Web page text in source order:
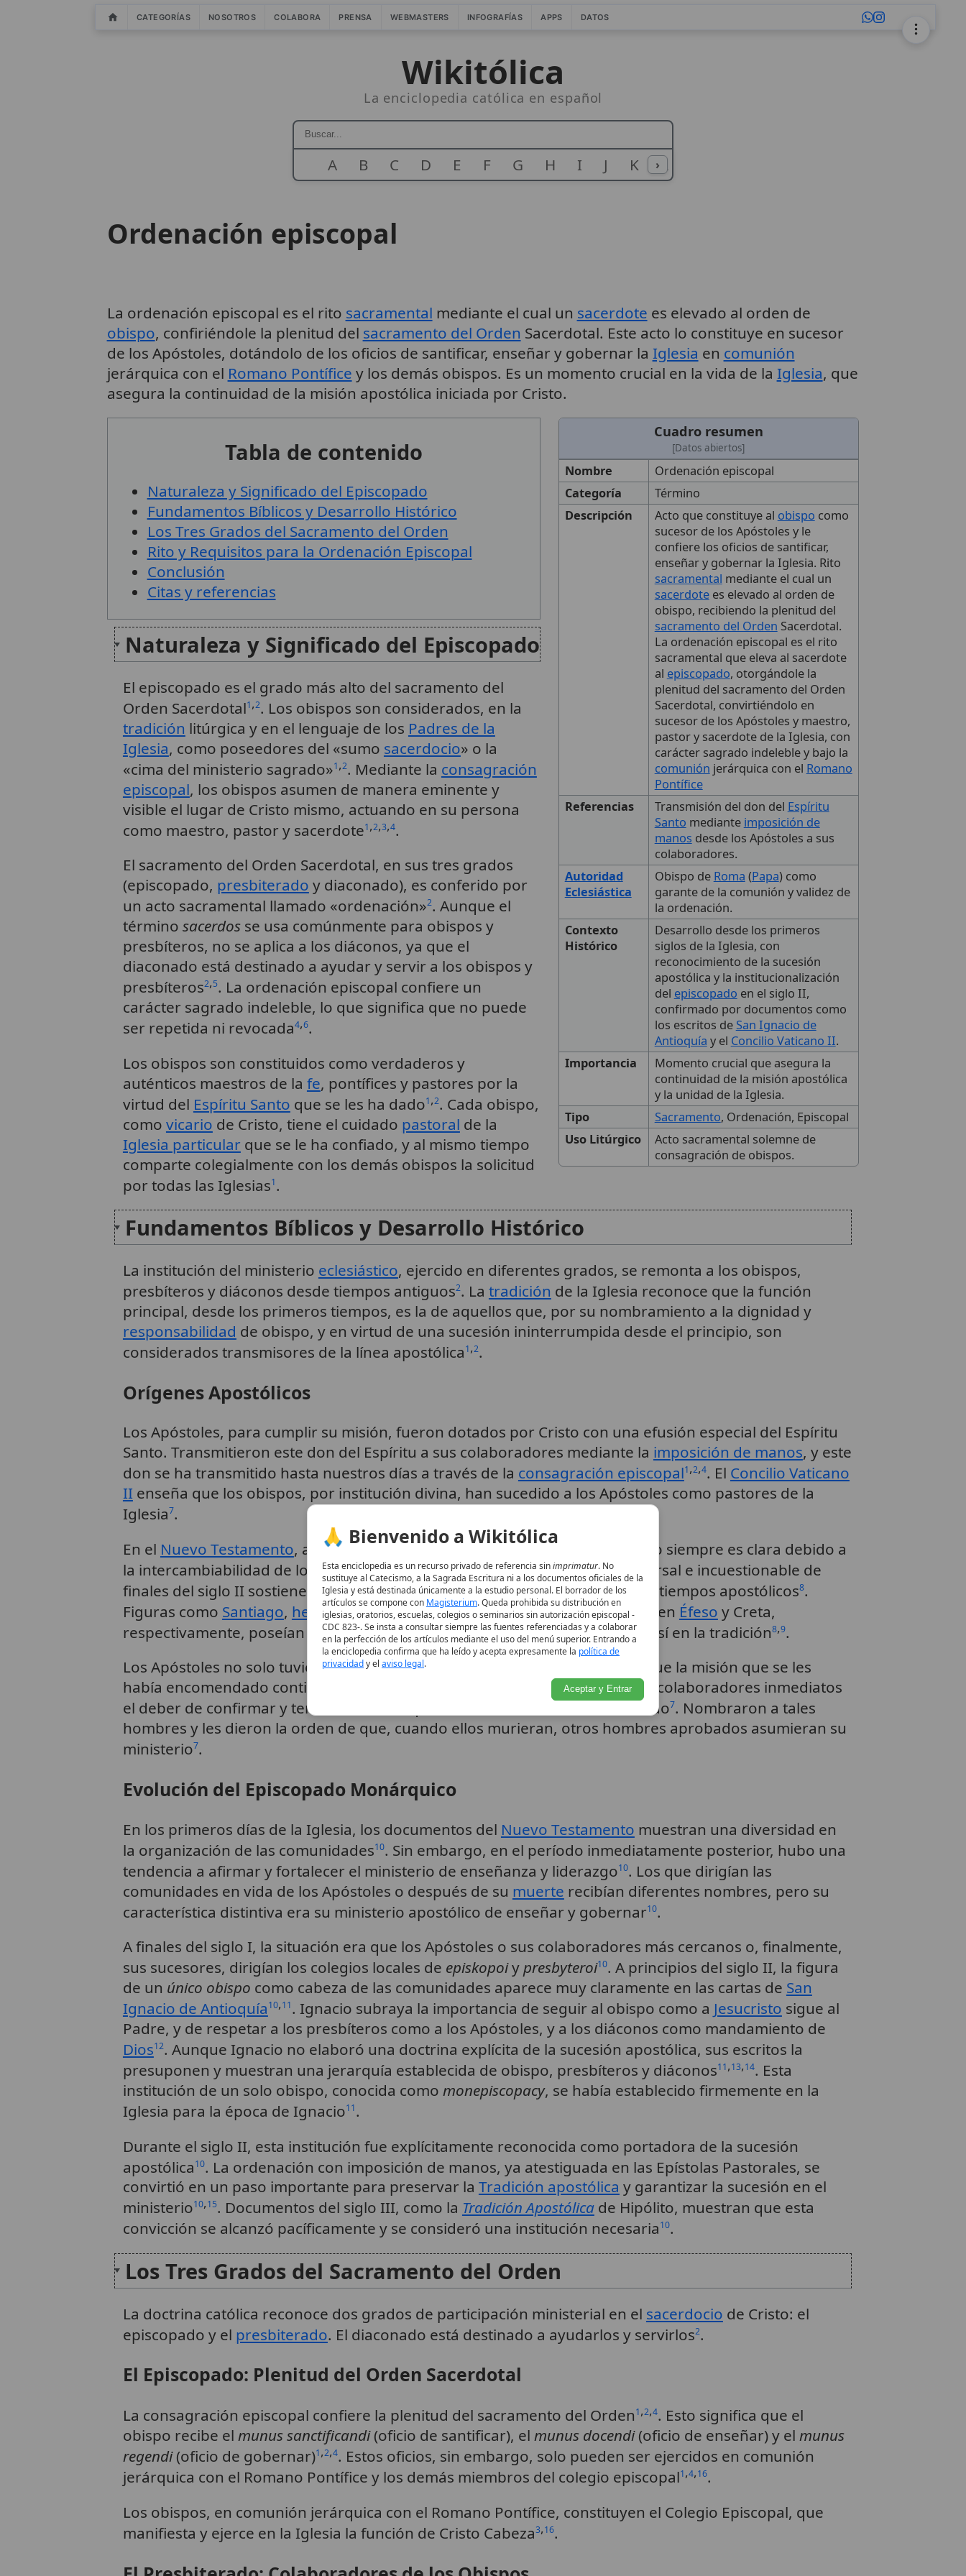
CATEGORÍAS NOSOTROS COLABORA PRENSA WEBMASTERS INFOGRAFÍAS APPS DATOS
Wikitólica
La enciclopedia católica en español
A B C D E F G H I J K L
›
Ordenación episcopal
La ordenación episcopal es el rito sacramental mediante el cual un sacerdote es elevado al orden de
obispo, confiriéndole la plenitud del sacramento del Orden Sacerdotal. Este acto lo constituye en sucesor
de los Apóstoles, dotándolo de los oficios de santificar, enseñar y gobernar la Iglesia en comunión
jerárquica con el Romano Pontífice y los demás obispos. Es un momento crucial en la vida de la Iglesia, que
asegura la continuidad de la misión apostólica iniciada por Cristo.
Cuadro resumen
[Datos abiertos]
Nombre
Ordenación episcopal
Categoría
Término
Descripción
Acto que constituye al obispo como
sucesor de los Apóstoles y le
confiere los oficios de santificar,
enseñar y gobernar la Iglesia. Rito
sacramental mediante el cual un
sacerdotees elevado al orden de
obispo, recibiendo la plenitud del
sacramento del Orden Sacerdotal.
La ordenación episcopal es el rito
sacramental que eleva al sacerdote
al episcopado, otorgándole la
plenitud del sacramento del Orden
Sacerdotal, convirtiéndolo en
sucesor de los Apóstoles y maestro,
pastor y sacerdote de la Iglesia, con
carácter sagrado indeleble y bajo la
comunión jerárquica con el Romano
Pontífice
Referencias
Transmisión del don del Espíritu
Santo mediante imposición de
manos desde los Apóstoles a sus
colaboradores.
Autoridad
Eclesiástica
Obispo de Roma (Papa) como
garante de la comunión y validez de
la ordenación.
Contexto
Histórico
Desarrollo desde los primeros
siglos de la Iglesia, con
reconocimiento de la sucesión
apostólica y la institucionalización
del episcopado en el siglo II,
confirmado por documentos como
los escritos de San Ignacio de
Antioquía y el Concilio Vaticano II.
Importancia
Momento crucial que asegura la
continuidad de la misión apostólica
y la unidad de la Iglesia.
Tipo
Sacramento, Ordenación, Episcopal
Uso Litúrgico
Acto sacramental solemne de
consagración de obispos.
Tabla de contenido
Naturaleza y Significado del Episcopado
Fundamentos Bíblicos y Desarrollo Histórico
Los Tres Grados del Sacramento del Orden
Rito y Requisitos para la Ordenación Episcopal
Conclusión
Citas y referencias
Naturaleza y Significado del Episcopado
El episcopado es el grado más alto del sacramento del
Orden Sacerdotal1,2. Los obispos son considerados, en la
tradición litúrgica y en el lenguaje de los Padres de la
Iglesia, como poseedores del «sumo sacerdocio» o la
«cima del ministerio sagrado»1,2. Mediante la consagración
episcopal, los obispos asumen de manera eminente y
visible el lugar de Cristo mismo, actuando en su persona
como maestro, pastor y sacerdote1,2,3,4.
El sacramento del Orden Sacerdotal, en sus tres grados
(episcopado, presbiterado y diaconado), es conferido por
un acto sacramental llamado «ordenación»2. Aunque el
término sacerdosse usa comúnmente para obispos y
presbíteros, no se aplica a los diáconos, ya que el
diaconado está destinado a ayudar y servir a los obispos y
presbíteros2,5. La ordenación episcopal confiere un
carácter sagrado indeleble, lo que significa que no puede
ser repetida ni revocada4,6.
Los obispos son constituidos como verdaderos y
auténticos maestros de la fe, pontífices y pastores por la
virtud del Espíritu Santo que se les ha dado1,2. Cada obispo,
como vicario de Cristo, tiene el cuidado pastoral de la
Iglesia particularque se le ha confiado, y al mismo tiempo
comparte colegialmente con los demás obispos la solicitud
por todas las Iglesias1.
Fundamentos Bíblicos y Desarrollo Histórico
La institución del ministerio eclesiástico, ejercido en diferentes grados, se remonta a los obispos,
presbíteros y diáconos desde tiempos antiguos2. La tradición de la Iglesia reconoce que la función
principal, desde los primeros tiempos, es la de aquellos que, por su nombramiento a la dignidad y
responsabilidad de obispo, y en virtud de una sucesión ininterrumpida desde el principio, son
considerados transmisores de la línea apostólica1,2.
Orígenes Apostólicos
Los Apóstoles, para cumplir su misión, fueron dotados por Cristo con una efusión especial del Espíritu
Santo. Transmitieron este don del Espíritu a sus colaboradores mediante la imposición de manos, y este
don se ha transmitido hasta nuestros días a través de la consagración episcopal1,2,4. El Concilio Vaticano
IIenseña que los obispos, por institución divina, han sucedido a los Apóstoles como pastores de la
Iglesia7.
En el Nuevo Testamento, aunque la distinción entre presbíteros y obispos no siempre es clara debido a
la intercambiabilidad de los nombres en algunos pasajes8, la tradición universal e incuestionable de
finales del siglo II sostiene que los obispos y su autoridad superior datan de tiempos apostólicos8.
Figuras como Santiago, hermanodel Señor, enJerusalén8,9, y Timoteo y Tito en Éfeso y Creta,
respectivamente, poseían plena autoridad episcopal y fueron reconocidos así en la tradición8,9.
Los Apóstoles no solo tuvieron ayudantes en su ministerio, sino que, para que la misión que se les
había encomendado continuara después de su
, transmitieron a sus colaboradores inmediatos
el deber de confirmar y terminar la obra que ellos mismos habían comenzado7. Nombraron a tales
hombres y les dieron la orden de que, cuando ellos murieran, otros hombres aprobados asumieran su
ministerio7.
Evolución del Episcopado Monárquico
En los primeros días de la Iglesia, los documentos del Nuevo Testamento muestran una diversidad en
la organización de las comunidades10. Sin embargo, en el período inmediatamente posterior, hubo una
tendencia a afirmar y fortalecer el ministerio de enseñanza y liderazgo10. Los que dirigían las
comunidades en vida de los Apóstoles o después de su muerte recibían diferentes nombres, pero su
característica distintiva era su ministerio apostólico de enseñar y gobernar10.
A finales del siglo I, la situación era que los Apóstoles o sus colaboradores más cercanos o, finalmente,
sus sucesores, dirigían los colegios locales de episkopoiypresbyteroi10. A principios del siglo II, la figura
de un único obispo como cabeza de las comunidades aparece muy claramente en las cartas de San
Ignacio de Antioquía10,11. Ignacio subraya la importancia de seguir al obispo como a Jesucristo sigue al
Padre, y de respetar a los presbíteros como a los Apóstoles, y a los diáconos como mandamiento de
Dios12. Aunque Ignacio no elaboró una doctrina explícita de la sucesión apostólica, sus escritos la
presuponen y muestran una jerarquía establecida de obispo, presbíteros y diáconos11,13,14. Esta
institución de un solo obispo, conocida como monepiscopacy, se había establecido firmemente en la
Iglesia para la época de Ignacio11.
Durante el siglo II, esta institución fue explícitamente reconocida como portadora de la sucesión
apostólica10. La ordenación con imposición de manos, ya atestiguada en las Epístolas Pastorales, se
convirtió en un paso importante para preservar la Tradición apostólica y garantizar la sucesión en el
ministerio10,15. Documentos del siglo III, como la Tradición Apostólicade Hipólito, muestran que esta
convicción se alcanzó pacíficamente y se consideró una institución necesaria10.
Los Tres Grados del Sacramento del Orden
La doctrina católica reconoce dos grados de participación ministerial en el sacerdocio de Cristo: el
episcopado y el presbiterado. El diaconado está destinado a ayudarlos y servirlos2.
El Episcopado: Plenitud del Orden Sacerdotal
La consagración episcopal confiere la plenitud del sacramento del Orden1,2,4. Esto significa que el
obispo recibe el munus sanctificandi(oficio de santificar), el munus docendi(oficio de enseñar) y el munus
regendi(oficio de gobernar)1,2,4. Estos oficios, sin embargo, solo pueden ser ejercidos en comunión
jerárquica con el Romano Pontífice y los demás miembros del colegio episcopal1,4,16.
Los obispos, en comunión jerárquica con el Romano Pontífice, constituyen el Colegio Episcopal, que
manifiesta y ejerce en la Iglesia la función de Cristo Cabeza3,16.
🙏 Bienvenido a Wikitólica
Esta enciclopedia es un recurso privado de referencia sinimprimatur. No
sustituye al Catecismo, a la Sagrada Escritura ni a los documentos oficiales de la
Iglesia y está destinada únicamente a la estudio personal. El borrador de los
artículos se compone con Magisterium. Queda prohibida su distribución en
iglesias, oratorios, escuelas, colegios o seminarios sin autorización episcopal -
CDC 823-. Se insta a consultar siempre las fuentes referenciadas y a colaborar
en la perfección de los artículos mediante el uso del menú superior. Entrando a
la enciclopedia confirma que ha leído y acepta expresamente la política de
privacidady el aviso legal.
Aceptar y Entrar